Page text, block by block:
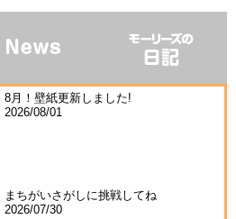
8月！壁紙更新しました!
2026/08/01
まちがいさがしに挑戦してね
2026/07/30